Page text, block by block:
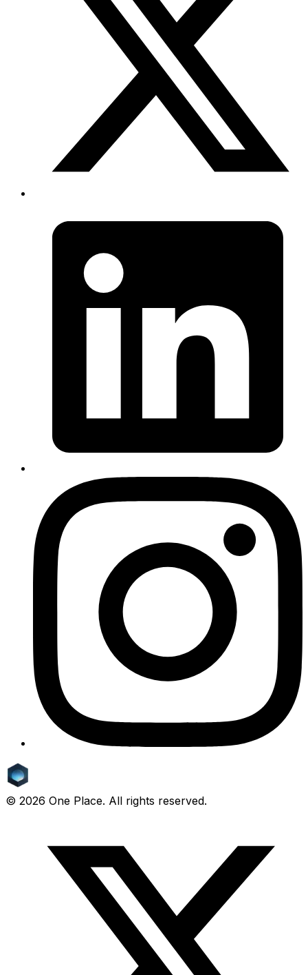
© 2026 One Place. All rights reserved.